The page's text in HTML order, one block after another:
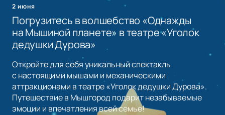
2 июня
Погрузитесь в волшебство «Однажды
на Мышиной планете» в театре «Уголок
дедушки Дурова»
Откройте для себя уникальный спектакль
с настоящими мышами и механическими
аттракционами в театре «Уголок дедушки Дурова».
Путешествие в Мышгород подарит незабываемые
эмоции и впечатления всей семье!